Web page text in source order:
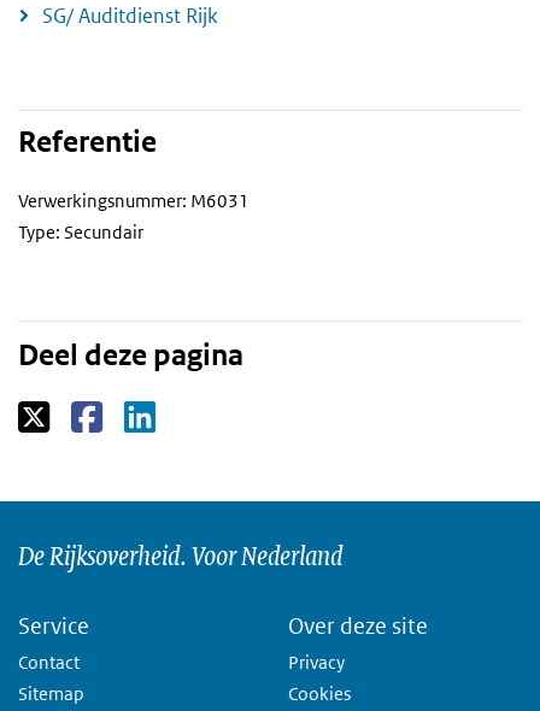
SG/ Auditdienst Rijk
Referentie
Verwerkingsnummer: M6031
Type: Secundair
Deel deze pagina
De Rijksoverheid. Voor Nederland
Service
Contact
Sitemap
Over deze site
Privacy
Cookies